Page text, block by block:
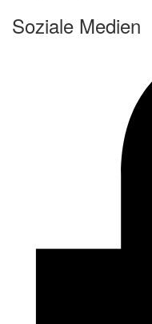
Soziale Medien